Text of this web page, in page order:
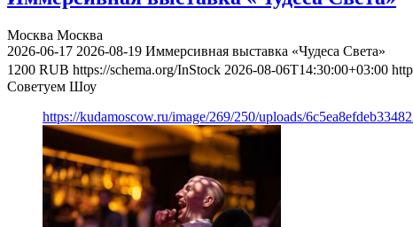
Москва Москва
2026-06-17 2026-08-19 Иммерсивная выставка «Чудеса Света»
1200 RUB https://schema.org/InStock 2026-08-06T14:30:00+03:00
Советуем Шоу
https://kudamoscow.ru/image/269/250/uploads/